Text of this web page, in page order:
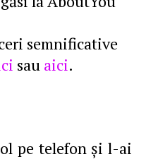
semnificative
sau aici.
pe telefon şi l-ai